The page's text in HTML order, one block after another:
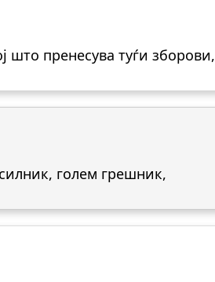
што пренесува туѓи зборови,
голем грешник,